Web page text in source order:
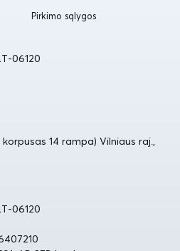
Pirkimo sąlygos
06120
14 rampa) Vilniaus raj.,
06120